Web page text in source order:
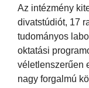
Az intézmény
divatstúdiót, 17
tudományos
oktatási
véletlenszerűen
nagy forgalmú